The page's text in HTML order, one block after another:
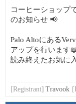
コーヒーショップ
のお知らせ 📢
Palo Altoにある
アップを行います
読み終えたお気に
[Registrant] Travook